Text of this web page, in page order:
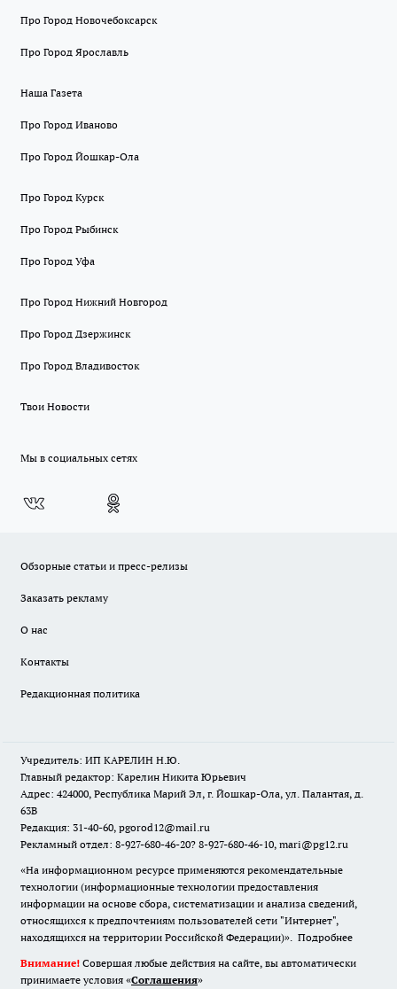
Про Город Новочебоксарск
Про Город Ярославль
Наша Газета
Про Город Иваново
Про Город Йошкар-Ола
Про Город Курск
Про Город Рыбинск
Про Город Уфа
Про Город Нижний Новгород
Про Город Дзержинск
Про Город Владивосток
Твои Новости
Мы в социальных сетях
Обзорные статьи и пресс-релизы
Заказать рекламу
О нас
Контакты
Редакционная политика
Учредитель: ИП КАРЕЛИН Н.Ю.
Главный редактор: Карелин Никита Юрьевич
Адрес: 424000, Республика Марий Эл, г. Йошкар-Ола, ул. Палантая, д.
63В
Редакция: 31-40-60, pgorod12@mail.ru
Рекламный отдел: 8-927-680-46-20? 8-927-680-46-10, mari@pg12.ru
«На информационном ресурсе применяются рекомендательные
технологии (информационные технологии предоставления
информации на основе сбора, систематизации и анализа сведений,
относящихся к предпочтениям пользователей сети "Интернет",
находящихся на территории Российской Федерации)». Подробнее
Внимание! Совершая любые действия на сайте, вы автоматически
принимаете условия «Cоглашения»